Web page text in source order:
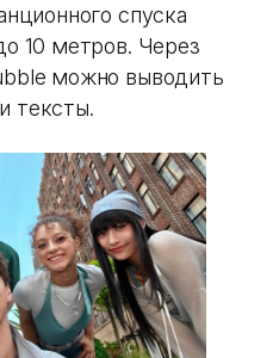
спуска
10 метров. Через
можно выводить
тексты.